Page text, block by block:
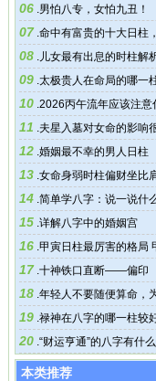
06 .男怕八专，女怕九丑！
07 .命中有富贵的十大日柱
08 .儿女最有出息的时柱解
09 .太极贵人在命局的哪一
10 .2026丙午流年应该注意
11 .夫星入墓对女命的影响
12 .婚姻最不幸的男人日柱
13 .女命身弱时柱偏财坐比
14 .简单学八字：说一说什
15 .详解八字中的婚姻宫
16 .甲寅日柱最厉害的格局
17 .十神铁口直断——偏印
18 .年轻人不要随便算命，
19 .禄神在八字的哪一柱较
20 .“财运亨通”的八字有什
本类推荐